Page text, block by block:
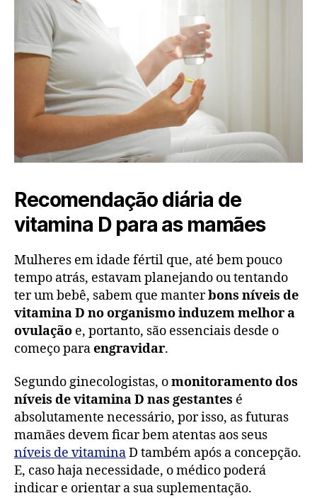
Recomendação diária de
vitamina D para as mamães
Mulheres em idade fértil que, até bem pouco
tempo atrás, estavam planejando ou tentando
ter um bebê, sabem que manterbons níveis de
vitamina D no organismo induzem melhor a
ovulação e, portanto, são essenciais desde o
começo paraengravidar.
Segundo ginecologistas, omonitoramento dos
níveis de vitamina D nas gestantes é
absolutamente necessário, por isso, as futuras
mamães devem ficar bem atentas aos seus
níveis de vitaminaD também após a concepção.
E, caso haja necessidade, o médico poderá
indicar e orientar a sua suplementação.